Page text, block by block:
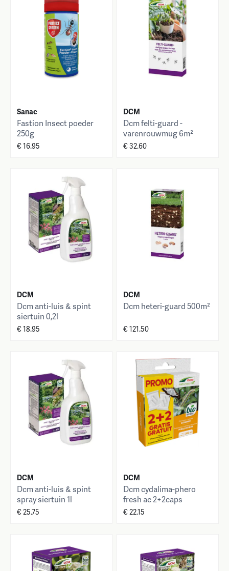
Sanac
Fastion Insect poeder
250g
€ 16.95
DCM
Dcm felti-guard -
varenrouwmug 6m²
€ 32.60
DCM
Dcm anti-luis & spint
siertuin 0,2l
€ 18.95
DCM
Dcm heteri-guard 500m²
€ 121.50
DCM
Dcm anti-luis & spint
spray siertuin 1l
€ 25.75
DCM
Dcm cydalima-phero
fresh ac 2+2caps
€ 22.15